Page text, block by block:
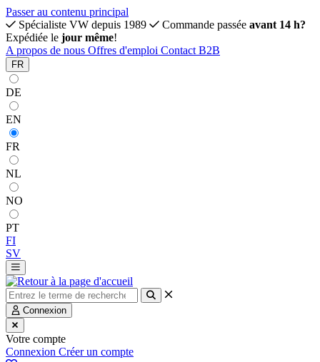
Passer au contenu principal
Spécialiste VW depuis 1989
Commande passée avant 14 h?
Expédiée le jour même!
A propos de nous Offres d'emploi Contact B2B
FR
DE
EN
FR
NL
NO
PT
FI
SV
Connexion
Votre compte
Connexion Créer un compte